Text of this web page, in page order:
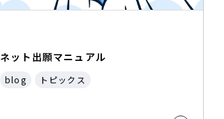
ネット出願マニュアル
blog トピックス